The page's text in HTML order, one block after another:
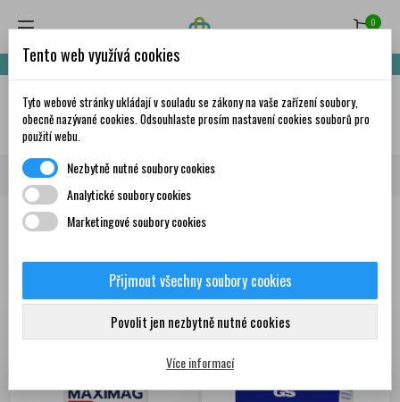
0
Nakupte za 999,- Kč a získáte dopravu zdarma!
✦AI
Domů Doplňky stravy a vitamíny Únava a vyčerpání
Produkty
Seřadit podle: První nové produkty
Zobrazení 1-12 z 315
položek
Tento web využívá cookies
Tyto webové stránky ukládají v souladu se zákony na vaše zařízení soubory,
obecně nazývané cookies. Odsouhlaste prosím nastavení cookies souborů pro
použití webu.
Nezbytně nutné soubory cookies
Analytické soubory cookies
Marketingové soubory cookies
Přijmout všechny soubory cookies
Povolit jen nezbytně nutné cookies
Více informací